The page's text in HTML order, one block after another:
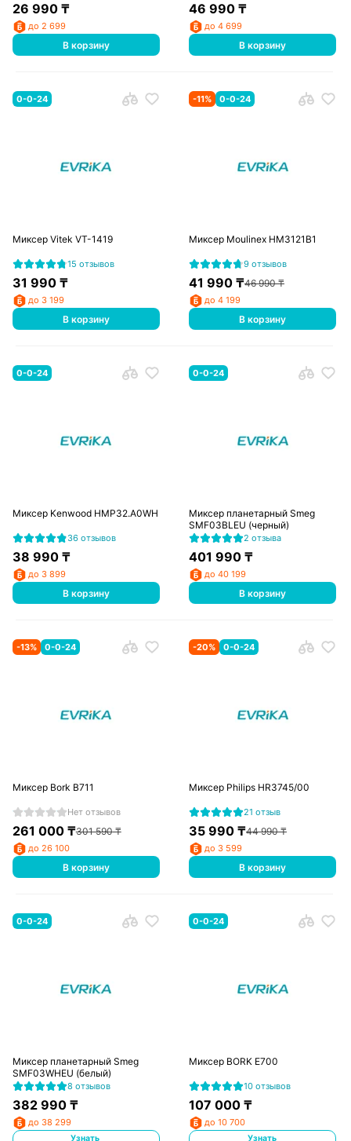
26 990₸
до 2 699
В корзину
46 990 ₸
до 4 699
В корзину
0-0-24
Миксер Vitek VT-1419
15 отзывов
31 990₸
до 3 199
В корзину
-11% 0-0-24
Миксер Moulinex HM3121B1
9 отзывов
41 990 ₸46 990₸
до 4 199
В корзину
0-0-24
Миксер Kenwood HMP32.A0WH
36 отзывов
38 990₸
до 3 899
В корзину
0-0-24
Миксер планетарный Smeg
SMF03BLEU (черный)
2 отзыва
401 990 ₸
до 40 199
В корзину
-13% 0-0-24
Миксер Bork B711
Нет отзывов
261 000₸301 590₸
до 26 100
В корзину
-20% 0-0-24
Миксер Philips HR3745/00
21 отзыв
35 990 ₸44 990₸
до 3 599
В корзину
0-0-24
Миксер планетарный Smeg
SMF03WHEU (белый)
8 отзывов
382 990₸
до 38 299
Узнать
0-0-24
Миксер BORK E700
10 отзывов
107 000 ₸
до 10 700
Узнать